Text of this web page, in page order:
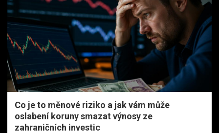
Co je to měnové riziko a jak vám může
oslabení koruny smazat výnosy ze
zahraničních investic